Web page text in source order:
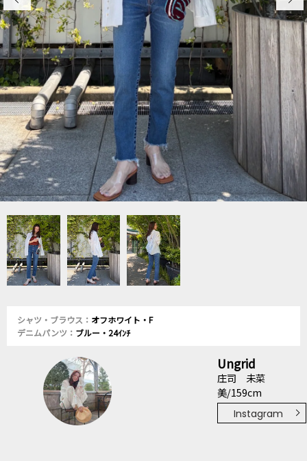
シャツ・ブラウス： オフホワイト・F
デニムパンツ： ブルー・24ｲﾝﾁ
Ungrid
庄司 未菜
美/159cm
Instagram